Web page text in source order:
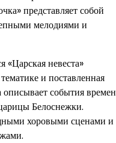
представляет собой
мелодиями и
«Царская невеста»
и поставленная
описывает события времен
Белоснежки.
хоровыми сценами и